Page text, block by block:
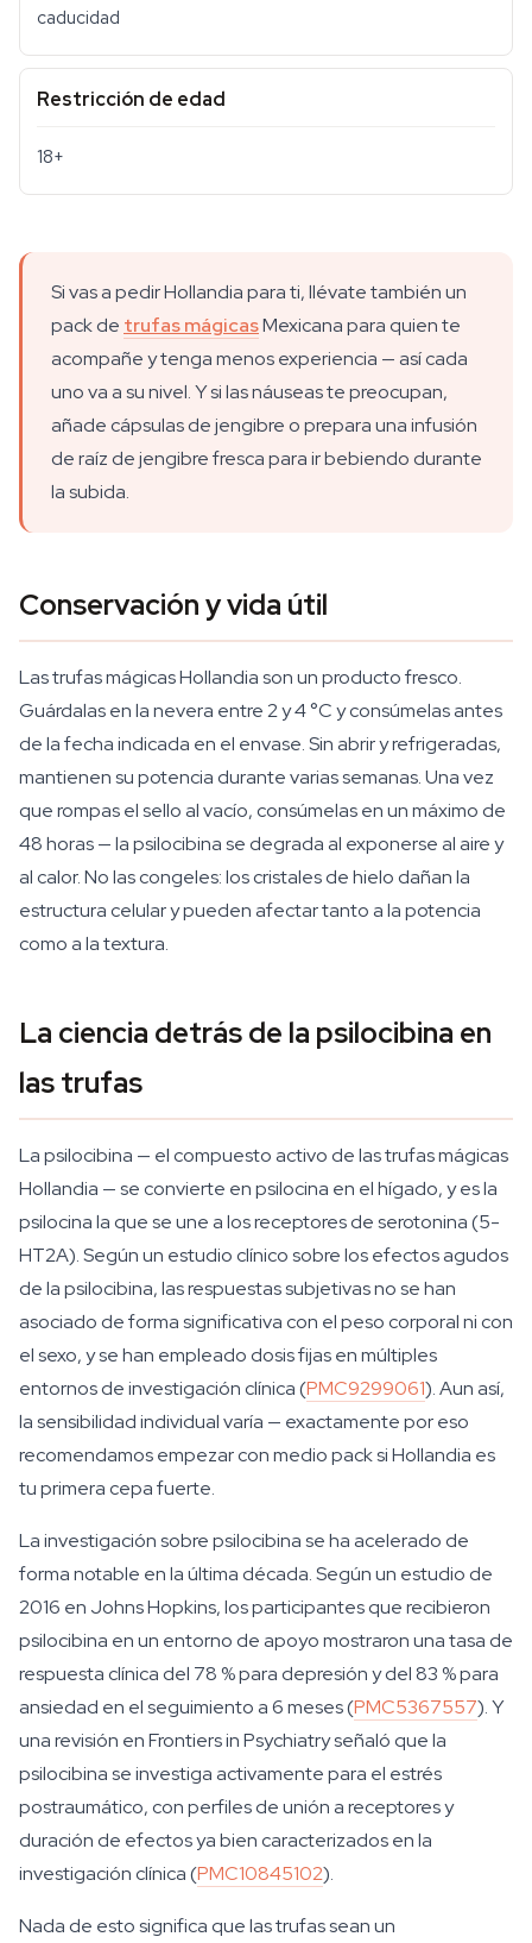
caducidad
Restricción de edad
18+
Si vas a pedir Hollandia para ti, llévate también un
pack de trufas mágicasMexicana para quien te
acompañe y tenga menos experiencia — así cada
uno va a su nivel. Y si las náuseas te preocupan,
añade cápsulas de jengibre o prepara una infusión
de raíz de jengibre fresca para ir bebiendo durante
la subida.
Conservación y vida útil
Las trufas mágicas Hollandia son un producto fresco.
Guárdalas en la nevera entre 2 y 4 °C y consúmelas antes
de la fecha indicada en el envase. Sin abrir y refrigeradas,
mantienen su potencia durante varias semanas. Una vez
que rompas el sello al vacío, consúmelas en un máximo de
48 horas — la psilocibina se degrada al exponerse al aire y
al calor. No las congeles: los cristales de hielo dañan la
estructura celular y pueden afectar tanto a la potencia
como a la textura.
La ciencia detrás de la psilocibina en
las trufas
La psilocibina — el compuesto activo de las trufas mágicas
Hollandia — se convierte en psilocina en el hígado, y es la
psilocina la que se une a los receptores de serotonina (5-
HT2A). Según un estudio clínico sobre los efectos agudos
de la psilocibina, las respuestas subjetivas no se han
asociado de forma significativa con el peso corporal ni con
el sexo, y se han empleado dosis fijas en múltiples
entornos de investigación clínica (PMC9299061). Aun así,
la sensibilidad individual varía — exactamente por eso
recomendamos empezar con medio pack si Hollandia es
tu primera cepa fuerte.
La investigación sobre psilocibina se ha acelerado de
forma notable en la última década. Según un estudio de
2016 en Johns Hopkins, los participantes que recibieron
psilocibina en un entorno de apoyo mostraron una tasa de
respuesta clínica del 78 % para depresión y del 83 % para
ansiedad en el seguimiento a 6 meses (PMC5367557). Y
una revisión en Frontiers in Psychiatry señaló que la
psilocibina se investiga activamente para el estrés
postraumático, con perfiles de unión a receptores y
duración de efectos ya bien caracterizados en la
investigación clínica (PMC10845102).
Nada de esto significa que las trufas sean un